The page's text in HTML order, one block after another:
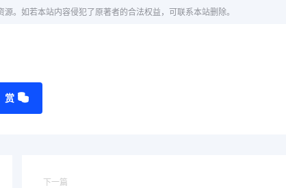
。如若本站内容侵犯了原著者的合法权益，可联系本站删除。
赏
下一篇